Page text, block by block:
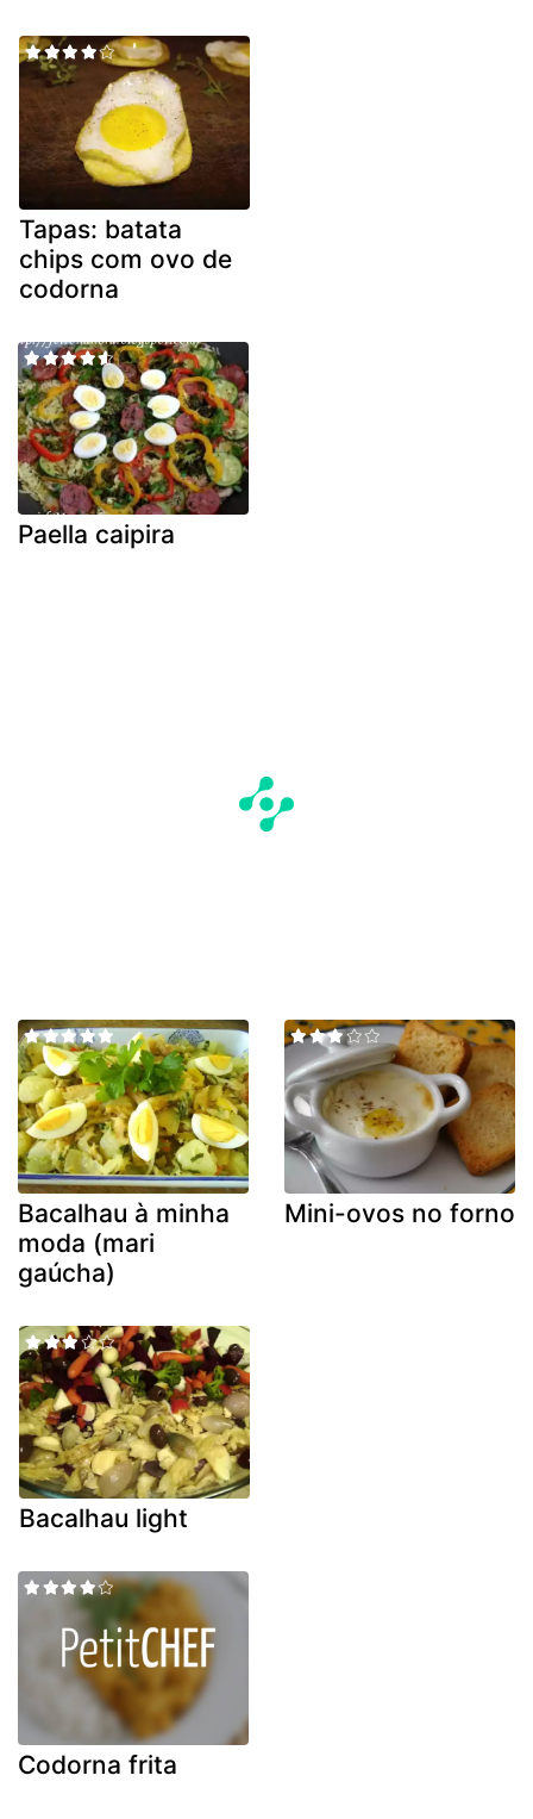
Tapas: batata
chips com ovo de
codorna
Paella caipira
Bacalhau à minha
moda (mari
gaúcha)
Mini-ovos no forno
Bacalhau light
Codorna frita